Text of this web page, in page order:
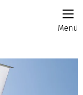
Menü